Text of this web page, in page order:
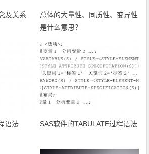
及关系
总体的大量性、同质性、变异性
是什么意思？
语法 SAS软件的TABULATE过程语法